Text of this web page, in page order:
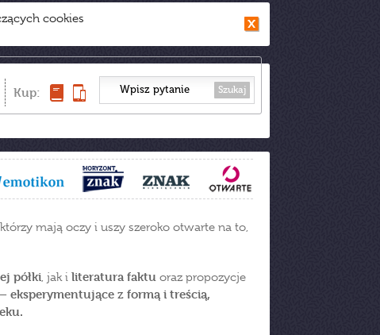
cookies
Kup: Szukaj
mają oczy i uszy szeroko otwarte na to,
półki, jak i literatura faktu oraz propozycje
eksperymentujące z formą i treścią,